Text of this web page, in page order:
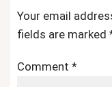
Your email
fields are marked
Comment *